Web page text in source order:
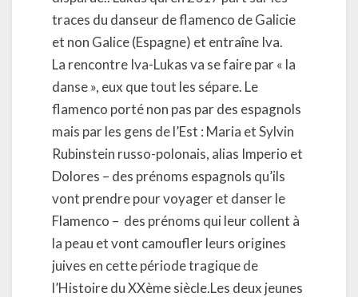
traces du danseur de flamenco de Galicie
et non Galice (Espagne) et entraîne Iva.
La rencontre Iva-Lukas va se faire par « la
danse », eux que tout les sépare. Le
flamenco porté non pas par des espagnols
mais par les gens de l’Est : Maria et Sylvin
Rubinstein russo-polonais, alias Imperio et
Dolores – des prénoms espagnols qu’ils
vont prendre pour voyager et danser le
Flamenco – des prénoms qui leur collent à
la peau et vont camoufler leurs origines
juives en cette période tragique de
l’Histoire du XXème siècle.Les deux jeunes